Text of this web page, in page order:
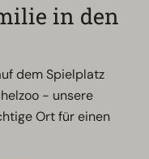
in den
dem Spielplatz
- unsere
Ort für einen